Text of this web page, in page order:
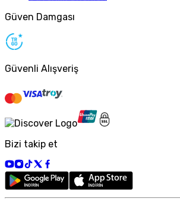
Güven Damgası
Güvenli Alışveriş
Bizi takip et